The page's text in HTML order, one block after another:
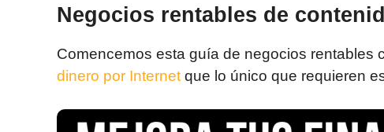
Negocios rentables de
Comencemos esta guía de negocios rentables
dinero por Internet que lo único que requieren